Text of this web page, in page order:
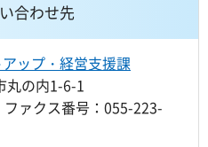
合わせ先
ップ・経営支援課
の内1-6-1
ァクス番号：055-223-